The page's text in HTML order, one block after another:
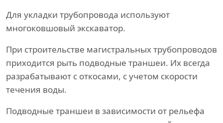
Для укладки трубопровода используют
многоковшовый экскаватор.
При строительстве магистральных трубопроводов
приходится рыть подводные траншеи. Их всегда
разрабатывают с откосами, с учетом скорости
течения воды.
Подводные траншеи в зависимости от рельефа